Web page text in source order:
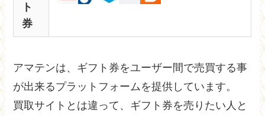
ト
券
アマテンは、ギフト券をユーザー間で売買する事
が出来るプラットフォームを提供しています。
買取サイトとは違って、ギフト券を売りたい人と